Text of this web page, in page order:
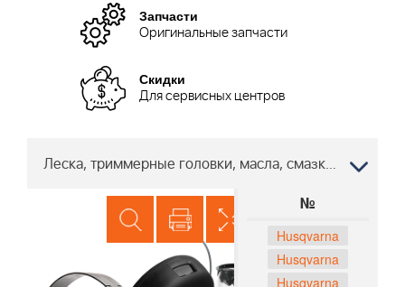
Запчасти
Оригинальные запчасти
Скидки
Для сервисных центров
Леска, триммерные головки, масла, смазки J50 96111001303, 2007-06 "
№
Husqvarna
Husqvarna
Husqvarna